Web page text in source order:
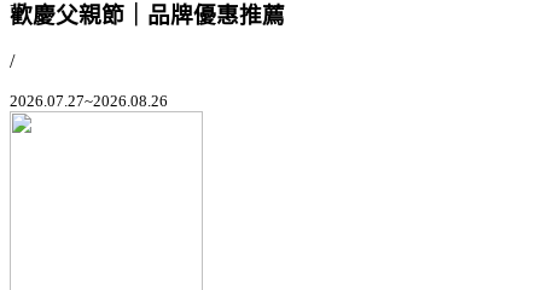
歡慶父親節｜品牌優惠推薦
/
2026.07.27~2026.08.26